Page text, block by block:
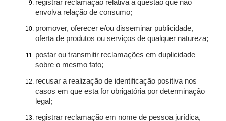
registrar reclamação relativa a questão que não
envolva relação de consumo;
promover, oferecer e/ou disseminar publicidade,
oferta de produtos ou serviços de qualquer natureza;
postar ou transmitir reclamações em duplicidade
sobre o mesmo fato;
recusar a realização de identificação positiva nos
casos em que esta for obrigatória por determinação
legal;
registrar reclamação em nome de pessoa jurídica,